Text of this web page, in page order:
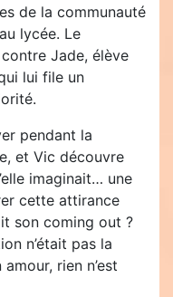
de la communauté
lycée. Le
Jade, élève
lui file un
pendant la
et Vic découvre
imaginait… une
cette attirance
son coming out ?
n’était pas la
rien n’est